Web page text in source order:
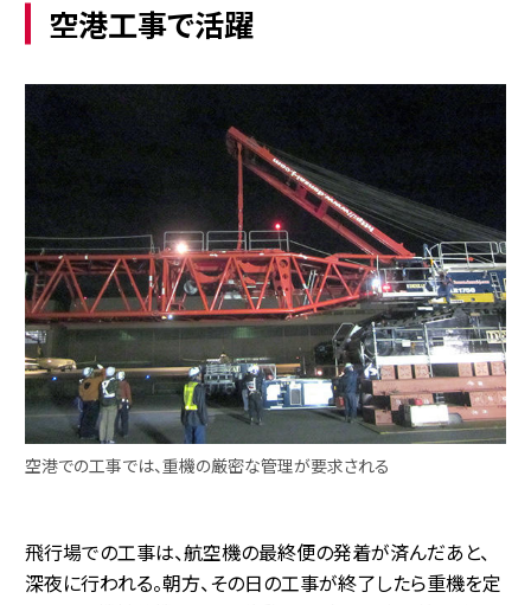
空港工事で活躍
空港での工事では、重機の厳密な管理が要求される
飛行場での工事は、航空機の最終便の発着が済んだあと、
深夜に行われる。朝方、その日の工事が終了したら重機を定